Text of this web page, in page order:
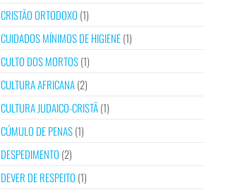
CRISTÃO ORTODOXO (1)
CUIDADOS MÍNIMOS DE HIGIENE(1)
CULTO DOS MORTOS(1)
CULTURA AFRICANA(2)
CULTURA JUDAICO-CRISTÃ(1)
CÚMULO DE PENAS(1)
DESPEDIMENTO (2)
DEVER DE RESPEITO (1)